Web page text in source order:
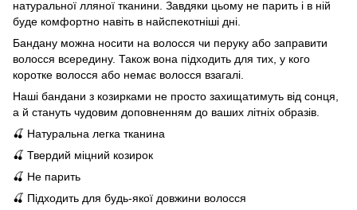
натуральної лляної тканини. Завдяки цьому не парить і в ній
буде комфортно навіть в найспекотніші дні.
Бандану можна носити на волосся чи перуку або заправити
волосся всередину. Також вона підходить для тих, у кого
коротке волосся або немає волосся взагалі.
Наші бандани з козирками не просто захищатимуть від сонця,
а й стануть чудовим доповненням до ваших літніх образів.
🍒 Натуральна легка тканина
🍒 Твердий міцний козирок
🍒 Не парить
🍒 Підходить для будь-якої довжини волосся